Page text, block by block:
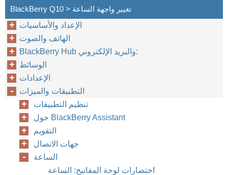
BlackBerry Q10 > تغيير واجهة الساعة
الإعداد والأساسيات
الهاتف والصوت
BlackBerry Hub والبريد الإلكتروني:
الوسائط
الإعدادات
التطبيقات والميزات
تنظيم التطبيقات
حول BlackBerry Assistant
التقويم
جهات الاتصال
الساعة
اختصارات لوحة المفاتيح: الساعة